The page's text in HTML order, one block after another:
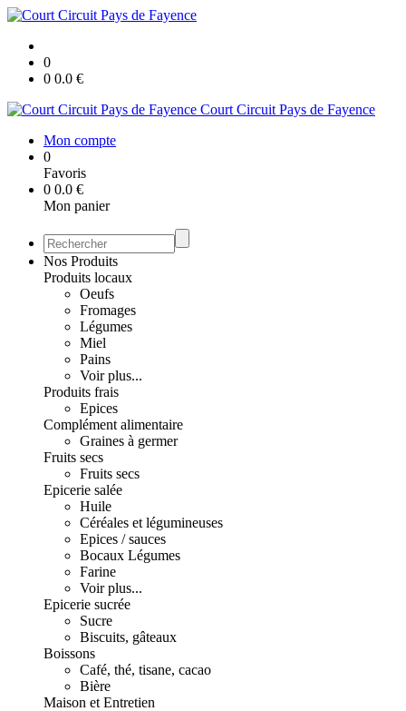
0
0 0.0 €
Court Circuit Pays de Fayence
Mon compte
0
Favoris
0 0.0 €
Mon panier
Nos Produits
Produits locaux
Oeufs
Fromages
Légumes
Miel
Pains
Voir plus...
Produits frais
Epices
Complément alimentaire
Graines à germer
Fruits secs
Fruits secs
Epicerie salée
Huile
Céréales et légumineuses
Epices / sauces
Bocaux Légumes
Farine
Voir plus...
Epicerie sucrée
Sucre
Biscuits, gâteaux
Boissons
Café, thé, tisane, cacao
Bière
Maison et Entretien